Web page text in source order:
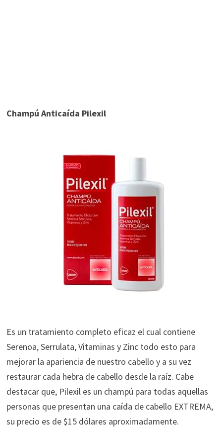
Champú Anticaída Pilexil
Es un tratamiento completo eficaz el cual contiene
Serenoa, Serrulata, Vitaminas y Zinc todo esto para
mejorar la apariencia de nuestro cabello y a su vez
restaurar cada hebra de cabello desde la raíz. Cabe
destacar que, Pilexil es un champú para todas aquellas
personas que presentan una caída de cabello EXTREMA,
su precio es de $15 dólares aproximadamente.